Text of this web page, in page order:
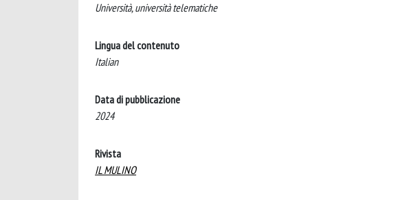
Università, università telematiche
Lingua del contenuto
Italian
Data di pubblicazione
2024
Rivista
IL MULINO